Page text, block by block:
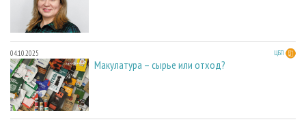
04.10.2025 ЦБП
Макулатура – сырье или отход?